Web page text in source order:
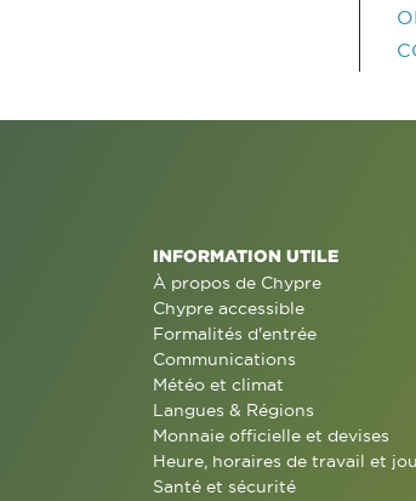
INFORMATION UTILE
À propos de Chypre
Chypre accessible
Formalités d'entrée
Communications
Météo et climat
Langues & Régions
Monnaie officielle et devises
Heure, horaires de travail et
Santé et sécurité